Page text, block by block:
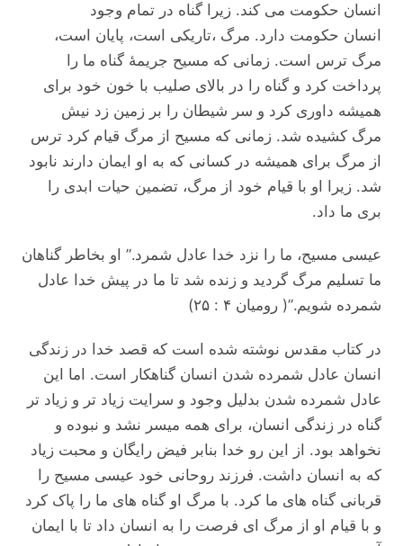
انسان حکومت می کند. زیرا گناه در تمام وجود
انسان حکومت دارد. مرگ ،تاریکی است، پایان است،
مرگ ترس است. زمانی که مسیح جریمۀ گناه ما را
پرداخت کرد و گناه را در بالای صلیب با خون خود برای
همیشه داوری کرد و سر شیطان را بر زمین زد نیش
مرگ کشیده شد. زمانی که مسیح از مرگ قیام کرد ترس
از مرگ برای همیشه در کسانی که به او ایمان دارند نابود
شد. زیرا او با قیام خود از مرگ، تضمین حیات ابدی را
بری ما داد.
عیسی مسیح، ما را نزد خدا عادل شمرد.” او بخاطر گناهان
ما تسلیم مرگ گردید و زنده شد تا ما در پیش خدا عادل
شمرده شویم.”( رومیان ۴ : ۲۵)
در کتاب مقدس نوشته شده است که قصد خدا در زندگی
انسان عادل شمرده شدن انسان گناهکار است. اما این
عادل شمرده شدن بدلیل وجود و سرایت زیاد تر و زیاد تر
گناه در زندگی انسان، برای همه میسر نشد و نبوده و
نخواهد بود. از این رو خدا بنابر فیض رایگان و محبت زیاد
که به انسان داشت. فرزند روحانی خود عیسی مسیح را
قربانی گناه های ما کرد. با مرگ او گناه های ما را پاک کرد
و با قیام او از مرگ ای فرصت را به انسان داد تا با ایمان